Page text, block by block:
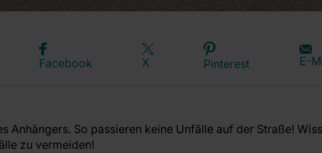
Facebook X Pinterest E-
Anhängers. So passieren keine Unfälle auf der Straße!
zu vermeiden!